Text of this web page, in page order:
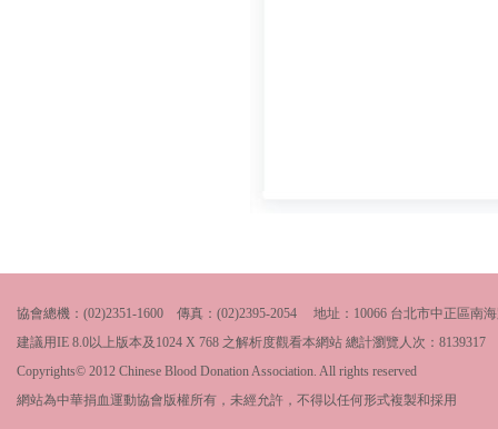
協會總機：(02)2351-1600 傳真：(02)2395-2054 地址：10066 台北市中正區南
建議用IE 8.0以上版本及1024 X 768 之解析度觀看本網站 總計瀏覽人次： 8139317
Copyrights© 2012 Chinese Blood Donation Association. All rights reserved
網站為中華捐血運動協會版權所有，未經允許，不得以任何形式複製和採用